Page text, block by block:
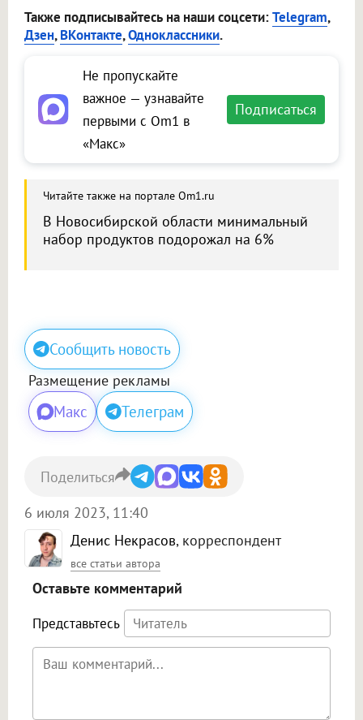
Также подписывайтесь на наши соцсети:Telegram,
Дзен,ВКонтакте,Одноклассники.
Не пропускайте
важное — узнавайте
первыми с Om1 в
«Макс»
Подписаться
Читайте также на портале Om1.ru
В Новосибирской области минимальный
набор продуктов подорожал на 6%
Сообщить новость
Размещение рекламы
Макс Телеграм
Денис Некрасов, корреспондент
все статьи автора
6 июля 2023, 11:40
Поделиться
Оставьте комментарий
Представьтесь